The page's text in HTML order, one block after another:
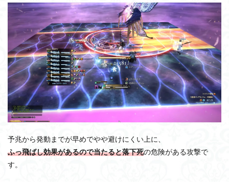
予兆から発動までが早めでやや避けにくい上に、
ふっ飛ばし効果があるので当たると落下死の危険がある攻撃で
す。